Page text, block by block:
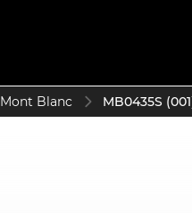
Mont Blanc MB0435S